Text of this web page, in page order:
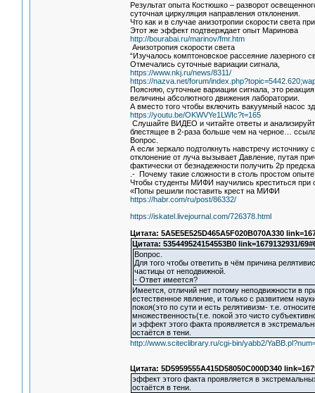
Результат опыта Костюшко – разворот
суточная циркуляция направления отклонения.
Что как и в случае анизотропии скорости света
Этот же эффект подтверждает опыт Маринова
http://bourabai.ru/marinov/fmr.htm
Анизотропия скорости света
“Изучалось комптоновское рассеяние лазерного
Отмечались суточные вариации сигнала,
https://www.nkj.ru/news/8311/
https://nazva.net/forum/
Поясняю, суточные вариации сигнала, это
величины абсолютного движения лаборатории.
А вместо того чтобы включить вакуумный насос
https://youtu.be/OKWVYe1LWIc?t=165
Слушайте ВИДЕО и читайте ответы и
блестящее в 2-раза больше чем на черное…
Вопрос.
А если зеркало подтолкнуть навстречу источнику
отклонение от луча вызывает Давление, путая
фактически от безнадежности получить 2р
.- Почему такие сложности в столь простом
Чтобы студенты МИФИ научились креститься при
«Попы решили поставить крест на МИФИ
https://habr.com/ru/post/86332/
https://iskatel.livejournal.com/726378.html
Цитата: 5A5E5E525D465A5F020B070A330
Цитата: 535449524154553B0 link=1679132931/
Вопрос.
Для того чтобы ответить в чём причина
частицы от неподвижной.
- Ответ имеется?
Имеется, отличий нет потому неподвижности в
естественное явление, и только с развитием
покоя(это по сути и есть релятивизм- т.е.
множественность(т.е. покой это чисто
и эффект этого факта проявляется в
остаётся в тени.
http://www.sciteclibrary.ru/cgi-bin/yabb2/
Цитата: 5D5959555A415D58050C000D340
эффект этого факта проявляется в
остаётся в тени.